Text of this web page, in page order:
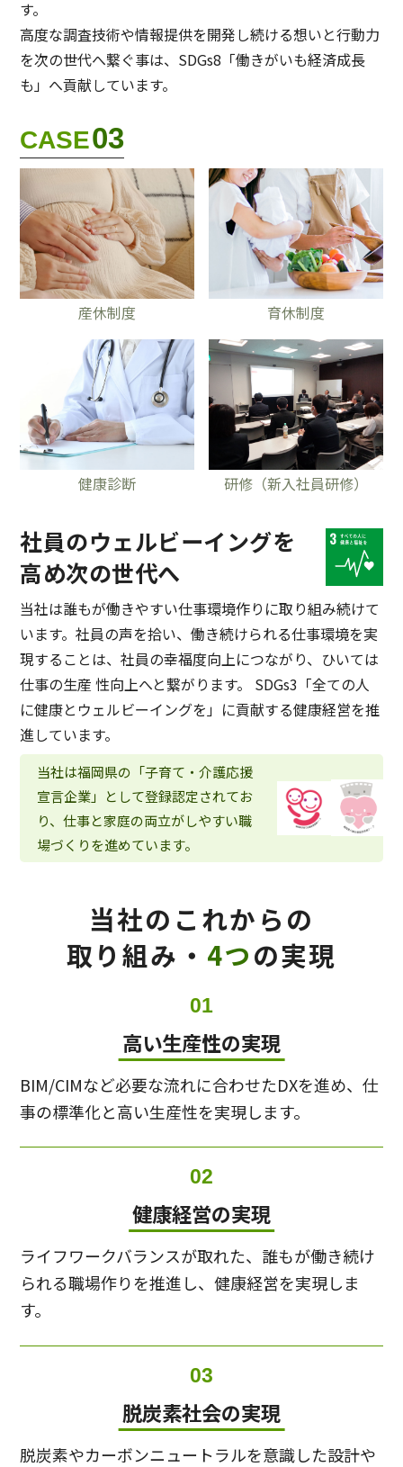
す。
⾼度な調査技術や情報提供を開発し続ける想いと⾏動⼒
を次の世代へ繋ぐ事は、SDGs8「働きがいも経済成⻑
も」へ貢献しています。
CASE03
社員のウェルビーイングを
⾼め次の世代へ
当社は誰もが働きやすい仕事環境作りに取り組み続けて
います。社員の声を拾い、働き続けられる仕事環境を実
現することは、社員の幸福度向上につながり、ひいては
仕事の⽣産 性向上へと繋がります。 SDGs3「全ての⼈
に健康とウェルビーイングを」に貢献する健康経営を推
進しています。
当社は福岡県の「子育て・介護応援
宣言企業」として登録認定されてお
り、仕事と家庭の両立がしやすい職
場づくりを進めています。
産休制度 育休制度
健康診断 研修（新⼊社員研修）
当社のこれからの
取り組み・ 4つの実現
01
⾼い⽣産性の実現
BIM/CIMなど必要な流れに合わせたDXを進め、仕
事の標準化と⾼い⽣産性を実現します。
02
健康経営の実現
ライフワークバランスが取れた、誰もが働き続け
られる職場作りを推進し、健康経営を実現しま
す。
03
脱炭素社会の実現
脱炭素やカーボンニュートラルを意識した設計や